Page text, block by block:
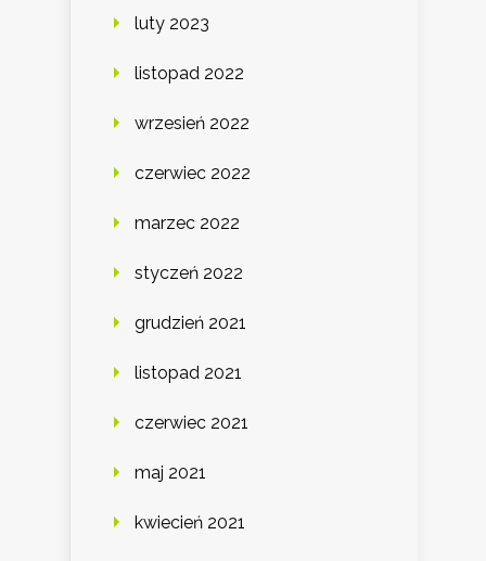
luty 2023
listopad 2022
wrzesień 2022
czerwiec 2022
marzec 2022
styczeń 2022
grudzień 2021
listopad 2021
czerwiec 2021
maj 2021
kwiecień 2021